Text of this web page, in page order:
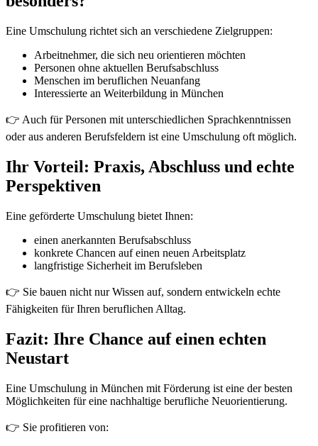
Eine Umschulung richtet sich an verschiedene Zielgruppen:
Arbeitnehmer, die sich neu orientieren möchten
Personen ohne aktuellen Berufsabschluss
Menschen im beruflichen Neuanfang
Interessierte an Weiterbildung in München
👉 Auch für Personen mit unterschiedlichen Sprachkenntnissen
oder aus anderen Berufsfeldern ist eine Umschulung oft möglich.
Ihr Vorteil: Praxis, Abschluss und echte
Perspektiven
Eine geförderte Umschulung bietet Ihnen:
einen anerkannten Berufsabschluss
konkrete Chancen auf einen neuen Arbeitsplatz
langfristige Sicherheit im Berufsleben
👉 Sie bauen nicht nur Wissen auf, sondern entwickeln echte
Fähigkeiten für Ihren beruflichen Alltag.
Fazit: Ihre Chance auf einen echten
Neustart
Eine Umschulung in München mit Förderung ist eine der besten
Möglichkeiten für eine nachhaltige berufliche Neuorientierung.
👉 Sie profitieren von: